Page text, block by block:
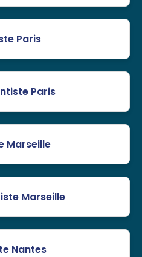
Paris
Paris
Marseille
Marseille
Nantes